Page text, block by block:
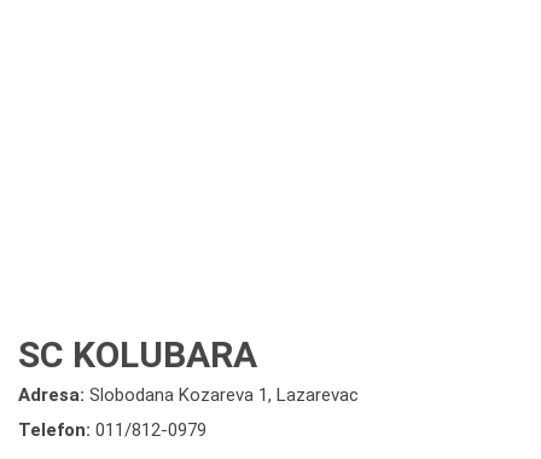
SC KOLUBARA
Adresa: Slobodana Kozareva 1, Lazarevac
Telefon: 011/812-0979